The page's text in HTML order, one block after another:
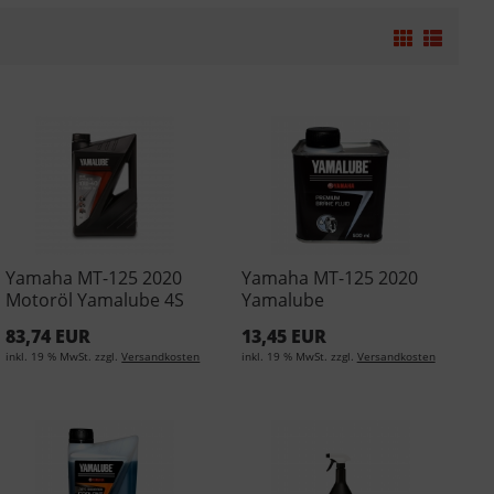
Yamaha MT-125 2020
Motoröl Yamalube 4S
65021-04-04 (EUR
15,88/L)
83,74 EUR
inkl. 19 % MwSt. zzgl.Versandkosten
Yamaha MT-125 2020
Yamalube
500ml YMD-65049-01-14
13,45 EUR
inkl. 19 % MwSt. zzgl. Versandkosten